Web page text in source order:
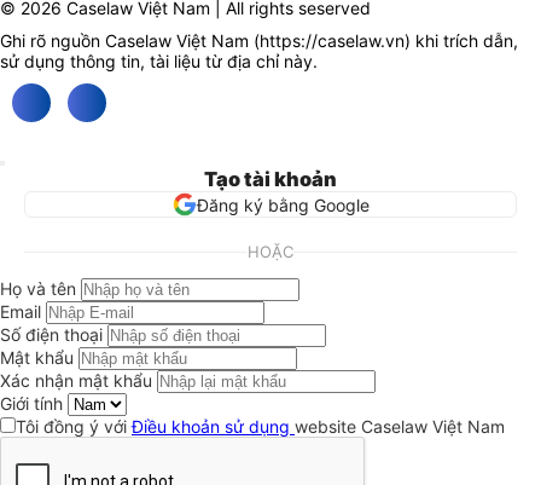
© 2026 Caselaw Việt Nam | All rights seserved
Ghi rõ nguồn Caselaw Việt Nam (https://caselaw.vn) khi trích dẫn,
sử dụng thông tin, tài liệu từ địa chỉ này.
Tạo tài khoản
Đăng ký bằng Google
HOẶC
Họ và tên
Email
Số điện thoại
Mật khẩu
Xác nhận mật khẩu
Giới tính
Tôi đồng ý vớiĐiều khoản sử dụng website Caselaw Việt Nam